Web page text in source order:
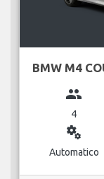
BMW M4
group
4
miscellaneous_services
Automatico